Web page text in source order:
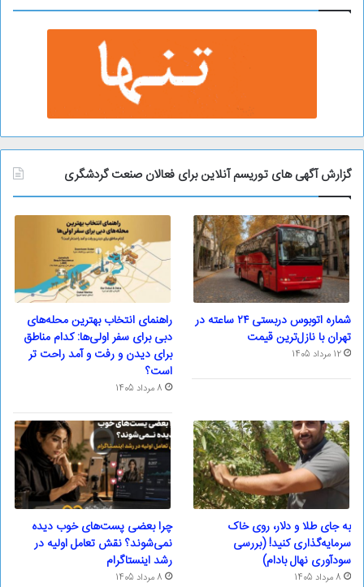
گزارش آگهی های توریسم آنلاین برای فعالان صنعت گردشگری
شماره اتوبوس دربستی ۲۴ ساعته در
تهران با نازل‌ترین قیمت
12 مرداد 1405
راهنمای انتخاب بهترین محله‌های
دبی برای سفر اولی‌ها: کدام مناطق
برای دیدن و رفت و آمد راحت تر
است؟
8 مرداد 1405
به جای طلا و دلار، روی خاک
سرمایه‌گذاری کنید! (بررسی
سودآوری نهال بادام)
8 مرداد 1405
چرا بعضی پست‌های خوب دیده
نمی‌شوند؟ نقش تعامل اولیه در
رشد اینستاگرام
8 مرداد 1405